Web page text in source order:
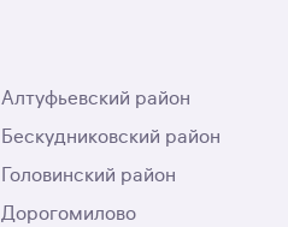
Алтуфьевский район
Бескудниковский район
Головинский район
Дорогомилово